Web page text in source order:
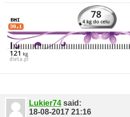
Lukier74 said:
18-08-2017 21:16